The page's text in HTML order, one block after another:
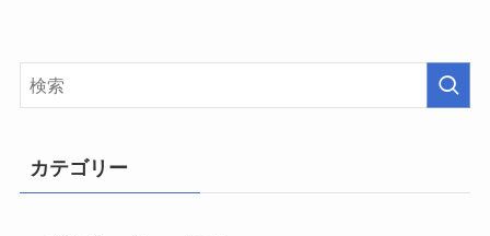
カテゴリー